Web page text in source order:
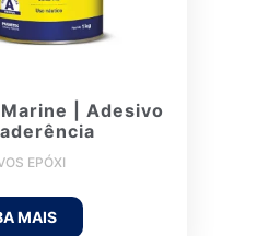
| Adesivo
EPÓXI
MAIS